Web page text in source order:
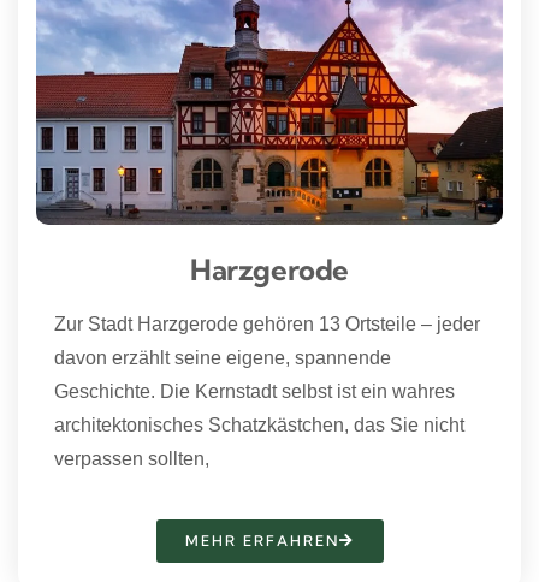
Harzgerode
Zur Stadt Harzgerode gehören 13 Ortsteile – jeder
davon erzählt seine eigene, spannende
Geschichte. Die Kernstadt selbst ist ein wahres
architektonisches Schatzkästchen, das Sie nicht
verpassen sollten,
MEHR ERFAHREN